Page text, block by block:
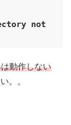
not
動作しない
。。